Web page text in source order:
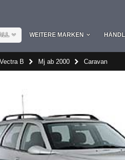
WEITERE MARKEN
Vectra B Mj ab 2000 Caravan